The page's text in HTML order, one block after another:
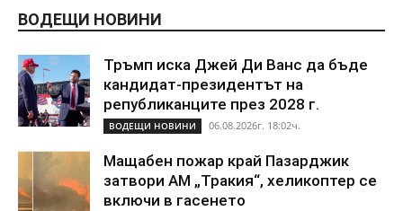
ВОДЕЩИ НОВИНИ
Тръмп иска Джей Ди Ванс да бъде
кандидат-президентът на
републиканците през 2028 г.
ВОДЕЩИ НОВИНИ 06.08.2026г. 18:02ч.
Мащабен пожар край Пазарджик
затвори АМ „Тракия“, хеликоптер се
включи в гасенето